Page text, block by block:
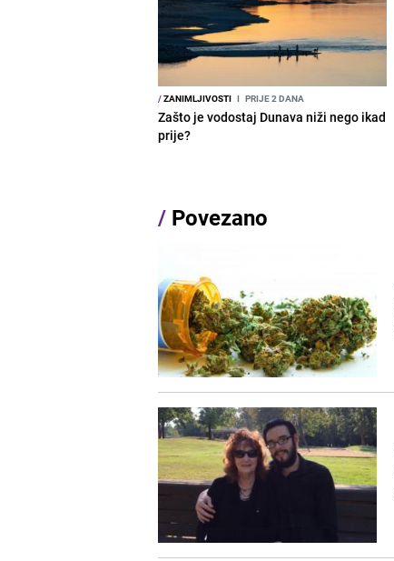
/ZANIMLJIVOSTI I PRIJE 2 DANA
Zašto je vodostaj Dunava niži nego ikad
prije?
/ Povezano